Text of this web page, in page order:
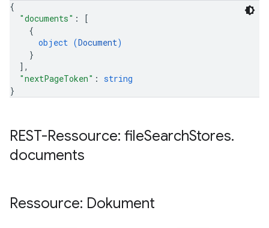
{
"documents" :
[
{
object (Document)
}
] ,
"nextPageToken" : string
}
REST-Ressource: fileSearchStores.
documents
Ressource: Dokument